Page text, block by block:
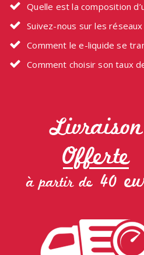
Quelle est la composition
Suivez-nous sur les
Comment le e-liquide se
Comment choisir son taux